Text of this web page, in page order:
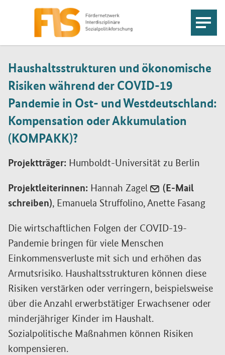
Haushaltsstrukturen und ökonomische
Risiken während der COVID-19
Pandemie in Ost- und Westdeutschland:
Kompensation oder Akkumulation
(KOMPAKK)?
Projektträger: Humboldt-Universität zu Berlin
Projektleiterinnen: Hannah Zagel
(E-Mail
schreiben), Emanuela Struffolino, Anette Fasang
Die wirtschaftlichen Folgen der COVID-19-
Pandemie bringen für viele Menschen
Einkommensverluste mit sich und erhöhen das
Armutsrisiko. Haushaltsstrukturen können diese
Risiken verstärken oder verringern, beispielsweise
über die Anzahl erwerbstätiger Erwachsener oder
minderjähriger Kinder im Haushalt.
Sozialpolitische Maßnahmen können Risiken
kompensieren.